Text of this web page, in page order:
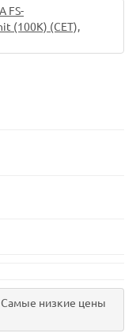
Самые низкие цены